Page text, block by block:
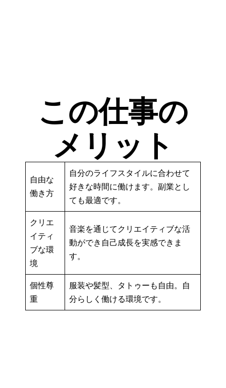
この仕事の
メリット
自由な
働き方
自分のライフスタイルに合わせて
好きな時間に働けます。副業とし
ても最適です。
クリエ
イティ
ブな環
境
音楽を通じてクリエイティブな活
動ができ自己成長を実感できま
す。
個性尊
重
服装や髪型、タトゥーも自由。自
分らしく働ける環境です。